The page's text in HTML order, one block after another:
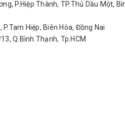
P.Hiệp Thành, TP.Thủ Dầu Một,
Hiệp, Biên Hòa, Đồng Nai
Q.Bình Thạnh, Tp.HCM